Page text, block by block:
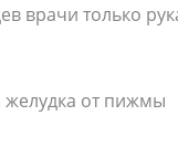
врачи только
желудка от пижмы